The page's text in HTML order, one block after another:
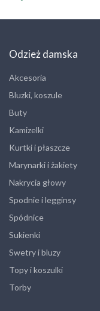
Odzież damska
Akcesoria
Bluzki, koszule
Buty
Kamizelki
Kurtki i płaszcze
Marynarki i żakiety
Nakrycia głowy
Spodnie i legginsy
Spódnice
Sukienki
Swetry i bluzy
Topy i koszulki
Torby